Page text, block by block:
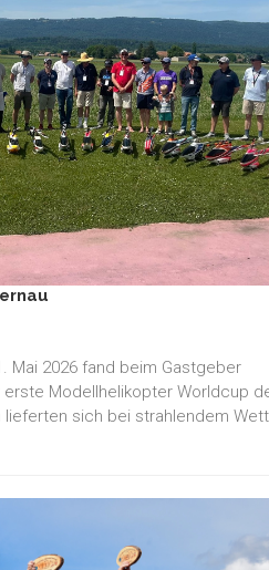
Mai 2026 fand beim Gastgeber
Modellhelikopter Worldcup
lieferten sich bei strahlendem